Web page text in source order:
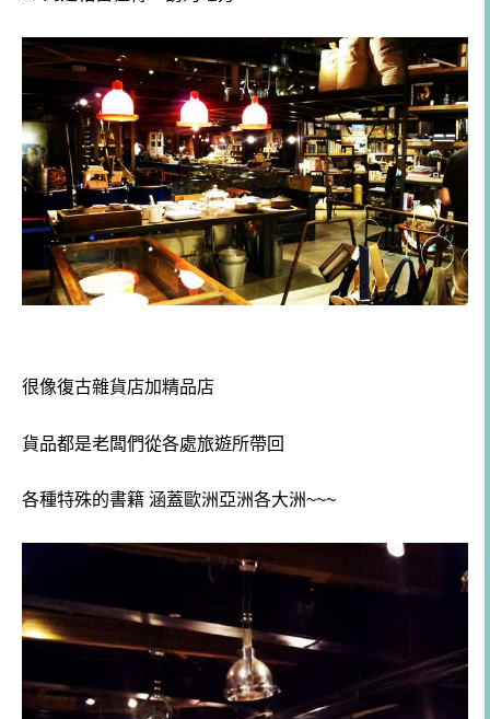
很像復古雜貨店加精品店
貨品都是老闆們從各處旅遊所帶回
各種特殊的書籍 涵蓋歐洲亞洲各大洲~~~